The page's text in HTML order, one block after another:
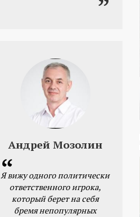
Андрей Мозолин
Я вижу одного политически
ответственного игрока,
который берет на себя
бремя непопулярных